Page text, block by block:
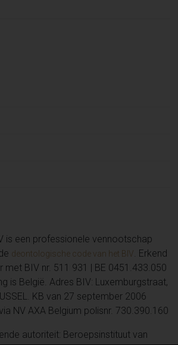
is een professionele vennootschap
deontologische code van het BIV. Erkend
BIV nr. 511 931 | BE 0451.433.050
is België. Adres BIV: Luxemburgstraat,
KB van 27 september 2006
NV AXA Belgium polisnr. 730.390.160
autoriteit: Beroepsinstituut van